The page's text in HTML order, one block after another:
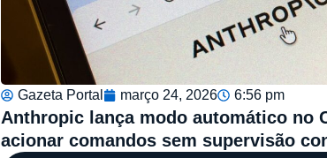
Gazeta Portal março 24, 2026 6:56 pm
Anthropic lança modo automático no
acionar comandos sem supervisão